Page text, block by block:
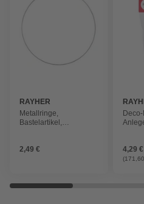
RAYHER
Metallringe,
Bastelartikel,
2,49 €
4,29 €